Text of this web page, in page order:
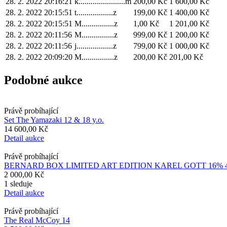
28. 2. 2022 20:15:51 t..................z 199,00 Kč 1 400,00 Kč
28. 2. 2022 20:15:51 M................z 1,00 Kč
1 201,00 Kč
28. 2. 2022 20:11:56 M................z 999,00 Kč 1 200,00 Kč
28. 2. 2022 20:11:56 j..................z 799,00 Kč 1 000,00 Kč
28. 2. 2022 20:09:20 M................z 200,00 Kč 201,00 Kč
Podobné aukce
Právě probíhající
Set The Yamazaki 12 & 18 y.o.
14 600,00 Kč
Detail aukce
Právě probíhající
BERNARD BOX LIMITED ART EDITION KAREL GOTT 16%
2 000,00 Kč
1 sleduje
Detail aukce
Právě probíhající
The Real McCoy 14